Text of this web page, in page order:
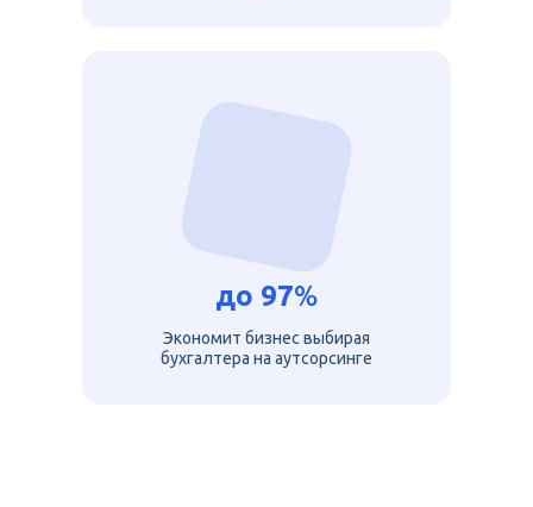
до 97%
Экономит бизнес выбирая
бухгалтера на аутсорсинге